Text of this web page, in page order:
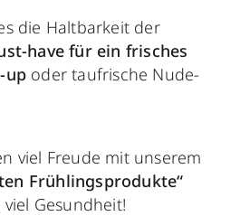
die Haltbarkeit der
have für ein frisches
up oder taufrische Nude-
viel Freude mit unserem
Frühlingsprodukte“
Gesundheit!